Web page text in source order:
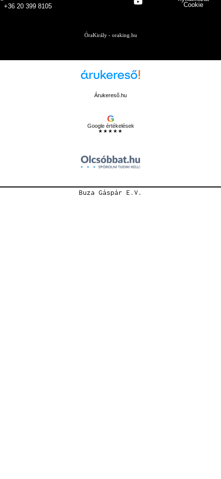
+36 20 399 8105
Cookie
ÓraKirály - oraking.hu
Árukereső.hu
G
Google értékelések
★★★★★
Buza Gáspár E.V.